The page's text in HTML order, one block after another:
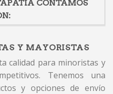
CONTAMOS
Y MAYORISTAS
calidad para minoristas y
Tenemos una
y opciones de envío